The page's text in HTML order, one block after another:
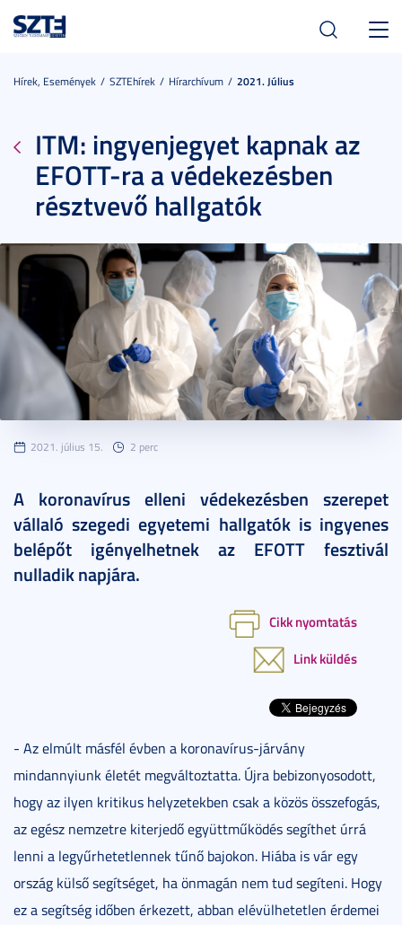
Hírek, Események SZTEhírek Hírarchívum 2021. Július
ITM: ingyenjegyet kapnak az
EFOTT-ra a védekezésben
résztvevő hallgatók
2021. július 15. 2 perc
A koronavírus elleni védekezésben szerepet
vállaló szegedi egyetemi hallgatók is ingyenes
belépőt igényelhetnek az EFOTT fesztivál
nulladik napjára.
Cikk nyomtatás
Link küldés
- Az elmúlt másfél évben a koronavírus-járvány
mindannyiunk életét megváltoztatta. Újra bebizonyosodott,
hogy az ilyen kritikus helyzetekben csak a közös összefogás,
az egész nemzetre kiterjedő együttműködés segíthet úrrá
lenni a legyűrhetetlennek tűnő bajokon. Hiába is vár egy
ország külső segítséget, ha önmagán nem tud segíteni. Hogy
ez a segítség időben érkezett, abban elévülhetetlen érdemei